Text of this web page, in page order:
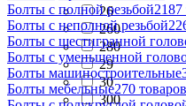
26
260
280
29
30
300
Болты с полной резьбой2187
Болты с неполной резьбой
Болты с шестигранной
Болты с уменьшенной
Болты машиностроительные
Болты мебельные270 товаров